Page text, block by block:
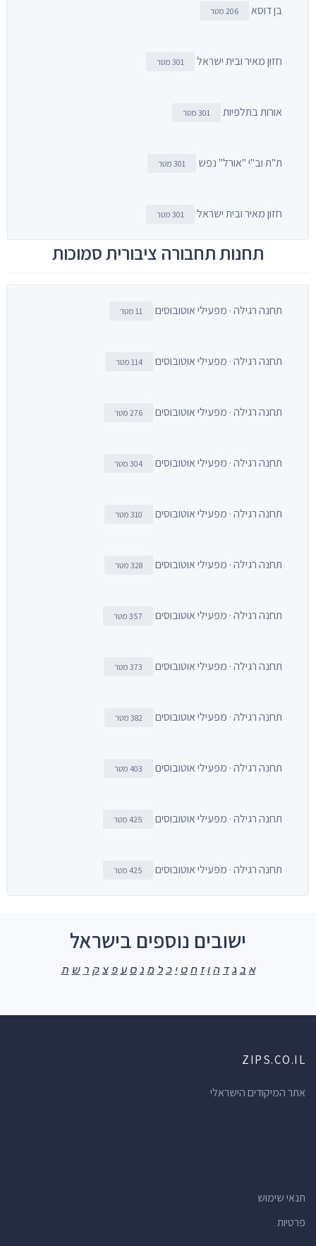
בן דוסא 206 מטר
חזון מאיר ובית ישראל 301 מטר
אורות בתלפיות 301 מטר
ת"ת וב"י "אורל" נפש 301 מטר
חזון מאיר ובית ישראל 301 מטר
תחנות תחבורה ציבורית סמוכות
תחנה רגילה · מפעילי אוטובוסים 11 מטר
תחנה רגילה · מפעילי אוטובוסים 114 מטר
תחנה רגילה · מפעילי אוטובוסים 276 מטר
תחנה רגילה · מפעילי אוטובוסים 304 מטר
תחנה רגילה · מפעילי אוטובוסים 310 מטר
תחנה רגילה · מפעילי אוטובוסים 328 מטר
תחנה רגילה · מפעילי אוטובוסים 357 מטר
תחנה רגילה · מפעילי אוטובוסים 373 מטר
תחנה רגילה · מפעילי אוטובוסים 382 מטר
תחנה רגילה · מפעילי אוטובוסים 403 מטר
תחנה רגילה · מפעילי אוטובוסים 425 מטר
תחנה רגילה · מפעילי אוטובוסים 425 מטר
ישובים נוספים בישראל
א ב ג ד ה ו ז ח ט י כ ל מ נ ס ע פ צ ק ר ש ת
ZIPS.CO.IL
אתר המיקודים הישראלי
תנאי שימוש
פרטיות